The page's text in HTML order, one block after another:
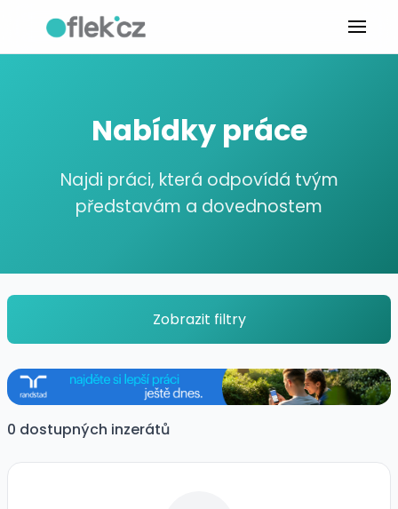
Nabídky práce
Najdi práci, která odpovídá tvým
představám a dovednostem
Zobrazit filtry
0 dostupných inzerátů